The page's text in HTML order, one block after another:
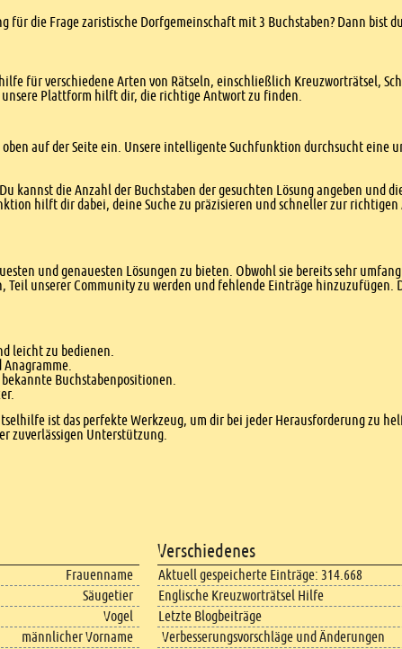
die Frage zaristische Dorfgemeinschaft mit 3 Buchstaben? Dann bist
für verschiedene Arten von Rätseln, einschließlich Kreuzworträtsel,
unsere Plattform hilft dir, die richtige Antwort zu finden.
auf der Seite ein. Unsere intelligente Suchfunktion durchsucht eine
kannst die Anzahl der Buchstaben der gesuchten Lösung angeben und
hilft dir dabei, deine Suche zu präzisieren und schneller zur
und genauesten Lösungen zu bieten. Obwohl sie bereits sehr
unserer Community zu werden und fehlende Einträge hinzuzufügen.
leicht zu bedienen.
Buchstabenpositionen.
ist das perfekte Werkzeug, um dir bei jeder Herausforderung zu
zuverlässigen Unterstützung.
Frauenname
Säugetier
Vogel
männlicher Vorname
Verschiedenes
Aktuell gespeicherte Einträge: 314.668
Englische Kreuzworträtsel Hilfe
Letzte Blogbeiträge
Verbesserungsvorschläge und Änderungen